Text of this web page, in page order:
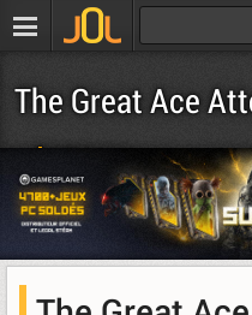
The Great Ace
Télécharger